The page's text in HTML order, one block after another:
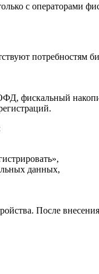
с операторами
потребностям
фискальный
данных,
После